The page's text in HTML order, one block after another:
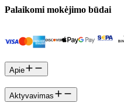
Palaikomi mokėjimo būdai
Apie
Aktyvavimas